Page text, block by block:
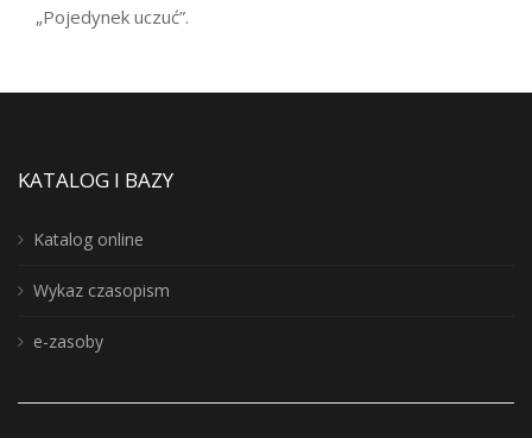
„Pojedynek uczuć”.
KATALOG I BAZY
Katalog online
Wykaz czasopism
e-zasoby